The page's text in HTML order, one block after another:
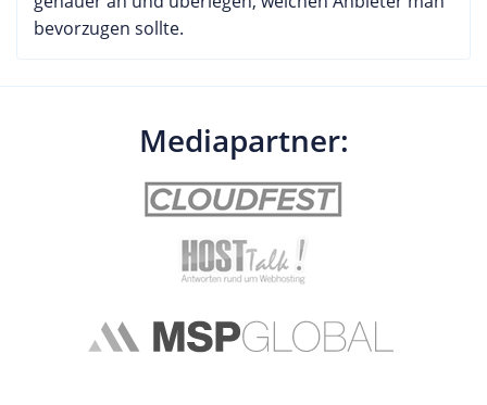
bevorzugen sollte.
Mediapartner: